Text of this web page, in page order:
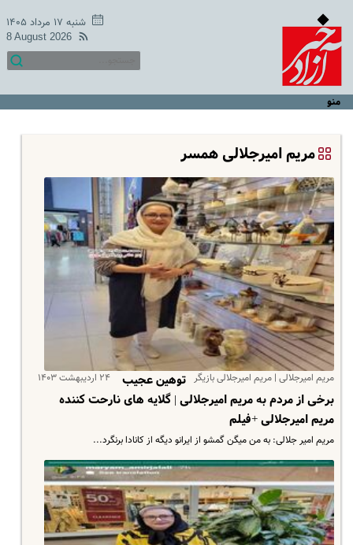
شنبه ۱۷ مرداد ۱۴۰۵
8 August 2026
منو
مریم امیرجلالی همسر
مریم امیرجلالی | مریم امیرجلالی بازیگر ۲۴ اردیبهشت ۱۴۰۳
توهین عجیب
برخی از مردم به مریم امیرجلالی | گلایه های نارحت کننده
مریم امیرجلالی +فیلم
مریم امیر جلالی: به من میگن گمشو از ایرانو دیگه از کانادا برنگرد...